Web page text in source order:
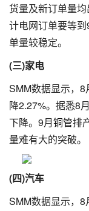
货量及新订单量
计电网订单要等
单量较稳定。
(三)家电
SMM数据显示，
降2.27%。据悉8
下降。9月铜管排
量难有大的突破。
(四)汽车
SMM数据显示，